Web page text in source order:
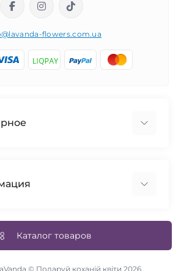
flowers.com.ua
Каталог товаров
© Подаруй коханій квіти 2026